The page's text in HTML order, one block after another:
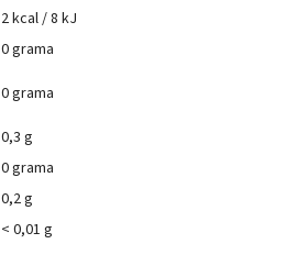
2 kcal / 8 kJ
0 grama
0 grama
0,3 g
0 grama
0,2 g
< 0,01 g